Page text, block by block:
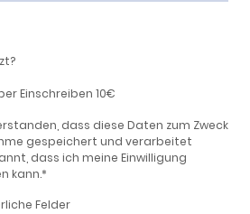
Einschreiben 10€
dass diese Daten zum Zweck
gespeichert und verarbeitet
dass ich meine Einwilligung
kann.*
Felder